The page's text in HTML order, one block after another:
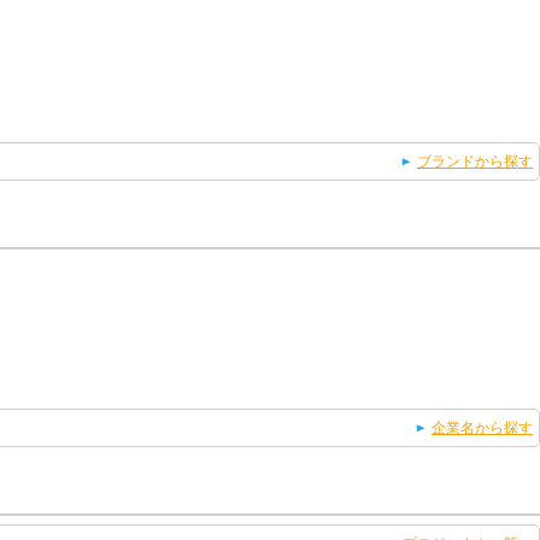
ブランドから探す
企業名から探す